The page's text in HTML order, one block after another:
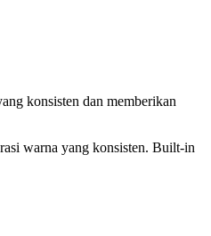
konsisten dan memberikan
warna yang konsisten. Built-in